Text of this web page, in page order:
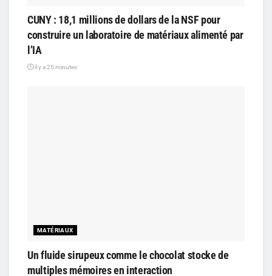
CUNY : 18,1 millions de dollars de la NSF pour
construire un laboratoire de matériaux alimenté par
l’IA
il y a 25 minutes
MATÉRIAUX
Un fluide sirupeux comme le chocolat stocke de
multiples mémoires en interaction